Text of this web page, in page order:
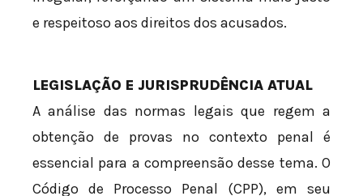
e respeitoso aos direitos dos acusados.
LEGISLAÇÃO E JURISPRUDÊNCIA ATUAL
A análise das normas legais que regem a
obtenção de provas no contexto penal é
essencial para a compreensão desse tema. O
Código de Processo Penal (CPP), em seu